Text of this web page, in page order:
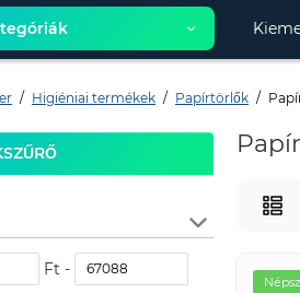
Higiéniai termékek Papírtörlők
Ft -